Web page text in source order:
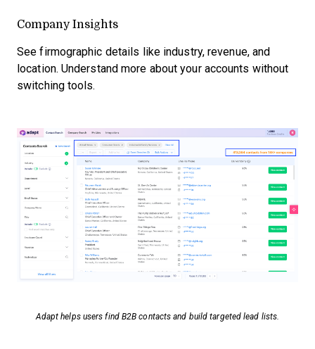
Company Insights
See firmographic details like industry, revenue, and
location. Understand more about your accounts without
switching tools.
Adapt helps users find B2B contacts and build targeted lead lists.